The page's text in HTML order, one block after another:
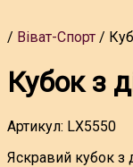
Віват-Спорт
Кубок з
Артикул: LX5550
Яскравий кубок з